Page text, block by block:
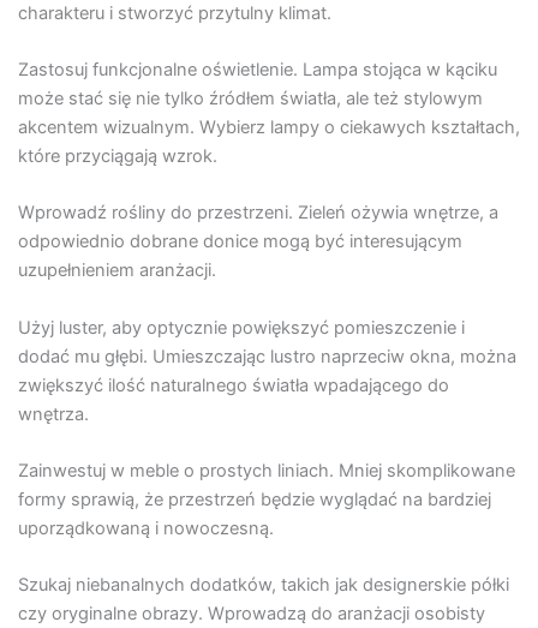
charakteru i stworzyć przytulny klimat.
Zastosuj funkcjonalne oświetlenie. Lampa stojąca w kąciku
może stać się nie tylko źródłem światła, ale też stylowym
akcentem wizualnym. Wybierz lampy o ciekawych kształtach,
które przyciągają wzrok.
Wprowadź rośliny do przestrzeni. Zieleń ożywia wnętrze, a
odpowiednio dobrane donice mogą być interesującym
uzupełnieniem aranżacji.
Użyj luster, aby optycznie powiększyć pomieszczenie i
dodać mu głębi. Umieszczając lustro naprzeciw okna, można
zwiększyć ilość naturalnego światła wpadającego do
wnętrza.
Zainwestuj w meble o prostych liniach. Mniej skomplikowane
formy sprawią, że przestrzeń będzie wyglądać na bardziej
uporządkowaną i nowoczesną.
Szukaj niebanalnych dodatków, takich jak designerskie półki
czy oryginalne obrazy. Wprowadzą do aranżacji osobisty